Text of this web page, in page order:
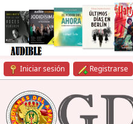
Iniciar sesión Registrarse